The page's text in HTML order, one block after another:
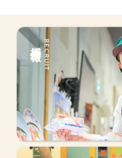
RECRUIT
採用情報